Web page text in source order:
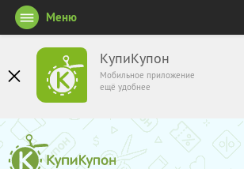
КупиКупон
Мобильное приложение
ещё удобнее
Меню